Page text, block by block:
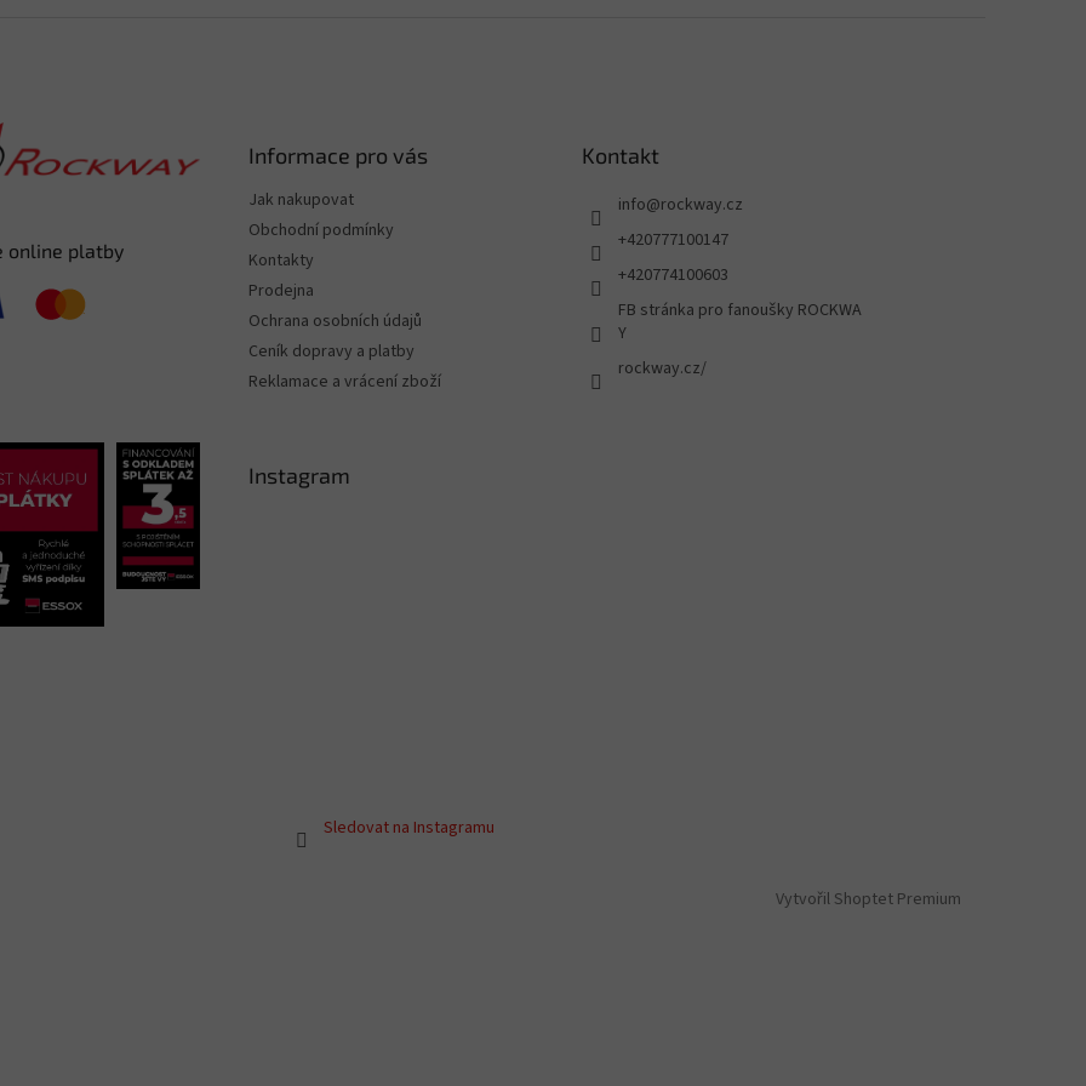
online platby
Informace pro vás
Jak nakupovat
Obchodní podmínky
Kontakty
Prodejna
Ochrana osobních údajů
Ceník dopravy a platby
Reklamace a vrácení zboží
Kontakt
info@rockway.cz
+420777100147
+420774100603
FB stránka pro fanoušky ROCKWA
Y
rockway.cz/
Instagram
Sledovat na Instagramu
Vytvořil Shoptet Premium